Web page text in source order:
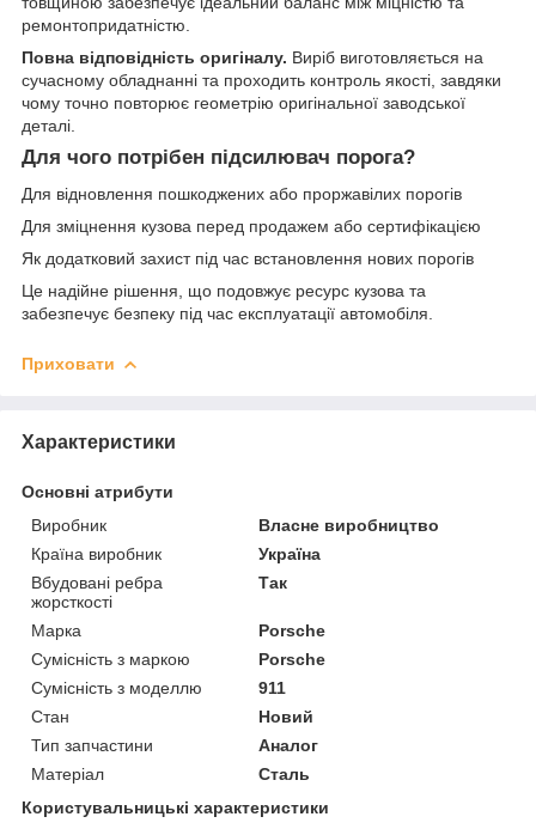
ремонтопридатністю.
Повна відповідність оригіналу. Виріб виготовляється на
сучасному обладнанні та проходить контроль якості, завдяки
чому точно повторює геометрію оригінальної заводської
деталі.
Для чого потрібен підсилювач порога?
Для відновлення пошкоджених або проржавілих порогів
Для зміцнення кузова перед продажем або сертифікацією
Як додатковий захист під час встановлення нових порогів
Це надійне рішення, що подовжує ресурс кузова та
забезпечує безпеку під час експлуатації автомобіля.
Приховати
Характеристики
Основні атрибути
Виробник
Власне виробництво
Країна виробник
Україна
Вбудовані ребра
жорсткості
Так
Марка
Porsche
Сумісність з маркою
Porsche
Сумісність з моделлю
911
Стан
Новий
Тип запчастини
Аналог
Матеріал
Сталь
Користувальницькі характеристики